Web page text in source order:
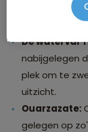
Marokko. Het
is een
De waterval
nabijgelegen
plek om te
uitzicht.
Ouarzazate:
gelegen op